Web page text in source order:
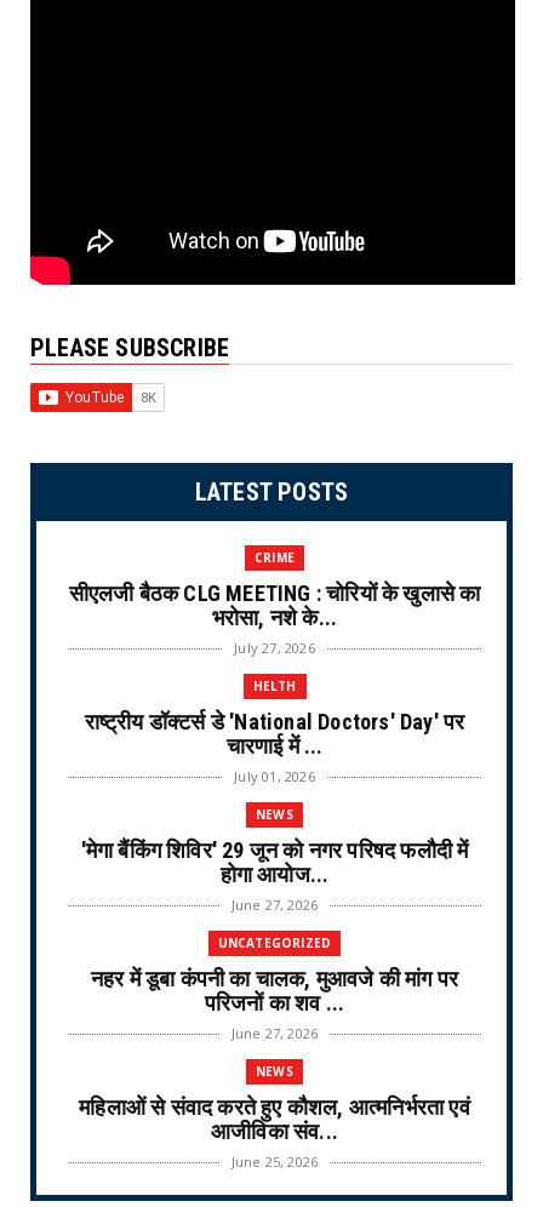
PLEASE SUBSCRIBE
LATEST POSTS
CRIME
सीएलजी बैठक CLG MEETING : चोरियों के खुलासे का
भरोसा, नशे के...
July 27, 2026
HELTH
राष्ट्रीय डॉक्टर्स डे 'National Doctors' Day' पर
चारणाई में ...
July 01, 2026
NEWS
'मेगा बैंकिंग शिविर' 29 जून को नगर परिषद फलौदी में
होगा आयोज...
June 27, 2026
UNCATEGORIZED
नहर में डूबा कंपनी का चालक, मुआवजे की मांग पर
परिजनों का शव ...
June 27, 2026
NEWS
महिलाओं से संवाद करते हुए कौशल, आत्मनिर्भरता एवं
आजीविका संव...
June 25, 2026
NEWS